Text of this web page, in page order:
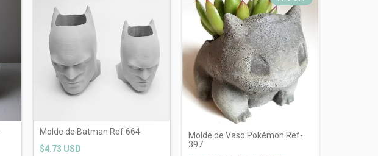
Molde de Batman Ref 664
$4.73 USD
Molde de Vaso Pokémon Ref-
397